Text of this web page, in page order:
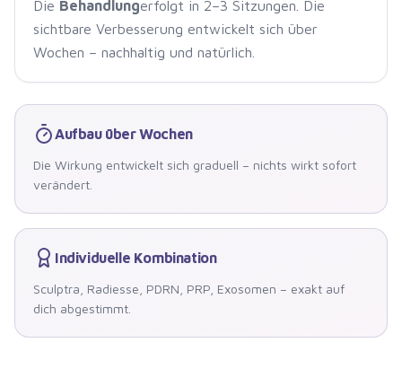
Die Behandlungerfolgt in 2–3 Sitzungen. Die
sichtbare Verbesserung entwickelt sich über
Wochen – nachhaltig und natürlich.
Aufbau über Wochen
Die Wirkung entwickelt sich graduell – nichts wirkt sofort
verändert.
Individuelle Kombination
Sculptra, Radiesse, PDRN, PRP, Exosomen – exakt auf
dich abgestimmt.